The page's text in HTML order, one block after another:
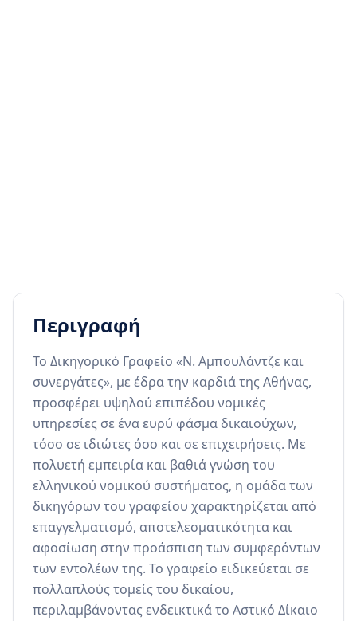
Περιγραφή
Το Δικηγορικό Γραφείο «Ν. Αμπουλάντζε και
συνεργάτες», με έδρα την καρδιά της Αθήνας,
προσφέρει υψηλού επιπέδου νομικές
υπηρεσίες σε ένα ευρύ φάσμα δικαιούχων,
τόσο σε ιδιώτες όσο και σε επιχειρήσεις. Με
πολυετή εμπειρία και βαθιά γνώση του
ελληνικού νομικού συστήματος, η ομάδα των
δικηγόρων του γραφείου χαρακτηρίζεται από
επαγγελματισμό, αποτελεσματικότητα και
αφοσίωση στην προάσπιση των συμφερόντων
των εντολέων της. Το γραφείο ειδικεύεται σε
πολλαπλούς τομείς του δικαίου,
περιλαμβάνοντας ενδεικτικά το Αστικό Δίκαιο